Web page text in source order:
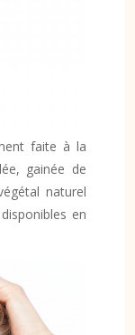
faite à la
gainée de
naturel
en